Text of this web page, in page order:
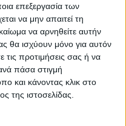
επεξεργασία των
να μην απαιτεί τη
να αρνηθείτε αυτήν
θα ισχύουν μόνο για αυτόν
τις προτιμήσεις σας ή να
πάσα στιγμή
και κάνοντας κλικ στο
της ιστοσελίδας.